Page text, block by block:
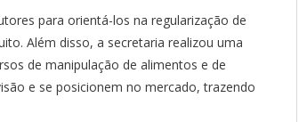
para orientá-los na regularização de
Além disso, a secretaria realizou uma
de manipulação de alimentos e de
e se posicionem no mercado, trazendo